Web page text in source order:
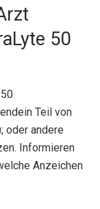
50
Teil von
oder andere
Informieren
Anzeichen